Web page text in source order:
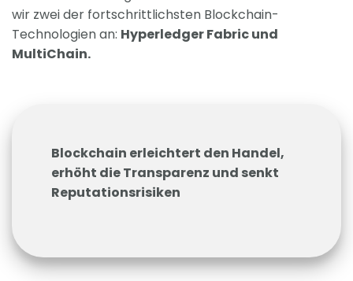
wir zwei der fortschrittlichsten Blockchain-
Technologien an: Hyperledger Fabric und
MultiChain.
Blockchain erleichtert den Handel,
erhöht die Transparenz und senkt
Reputationsrisiken